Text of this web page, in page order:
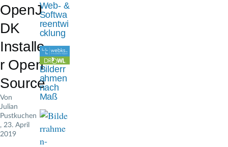
a
d
n
a
v
i
g
OpenJ
DK
Installe
r Open
Source
Von
Julian
Pustkuchen
, 23. April
2019
Web- &
Softwa
reentwi
cklung
Bilderr
ahmen
nach
Maß